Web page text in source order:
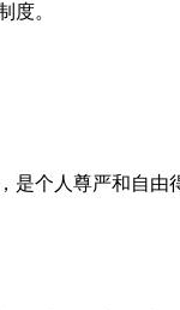
度。
是个人尊严和自